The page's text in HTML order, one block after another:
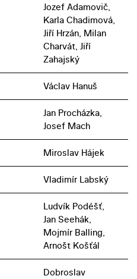
Jozef Adamovič,
Karla Chadimová,
Jiří Hrzán, Milan
Charvát, Jiří
Zahajský
Václav Hanuš
Jan Procházka,
Josef Mach
Miroslav Hájek
Vladimír Labský
Ludvík Podéšť,
Jan Seehák,
Mojmír Balling,
Arnošt Košťál
Dobroslav